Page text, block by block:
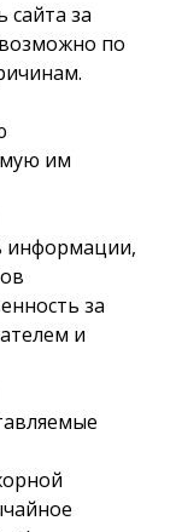
сайта за
по
им
информации,
за
и